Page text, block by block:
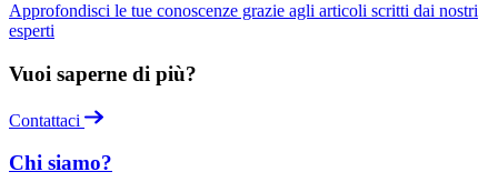
Approfondisci le tue conoscenze grazie agli articoli scritti dai nostri
esperti
Vuoi saperne di più?
Contattaci
Chi siamo?